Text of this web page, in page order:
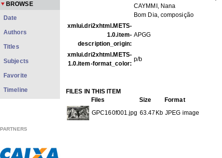
CAYMMI, Nana
Bom Dia, composição
xmlui.dri2xhtml.METS-
1.0.item-
description_origin:
APGG
xmlui.dri2xhtml.METS-
1.0.item-format_color:
p/b
FILES IN THIS ITEM
Files
Size
Format
GPC160f001.jpg 63.47Kb JPEG image
BROWSE
Date
Authors
Titles
Subjects
Favorite
Timeline
PARTNERS